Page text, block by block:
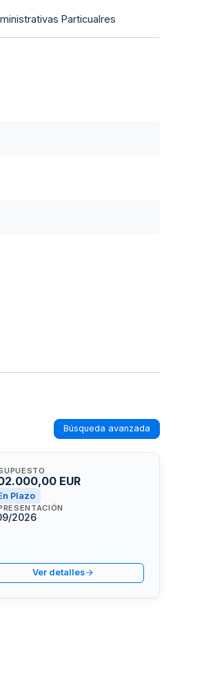
Particualres
Búsqueda avanzada
EUR
Plazo
2026
Ver detalles